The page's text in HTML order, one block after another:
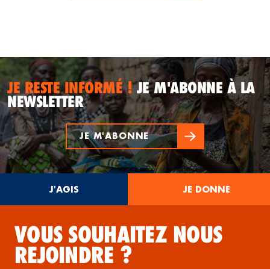
JE RESTE INFORMÉ !JE M'ABONNE À LA
NEWSLETTER
JE M'ABONNE
J'AGIS JE DONNE
VOUS SOUHAITEZ NOUS
REJOINDRE ?